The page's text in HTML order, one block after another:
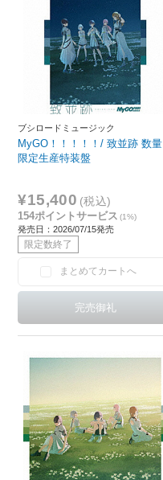
ブシロードミュージック
MyGO！！！！！/ 致並跡 数量
限定生産特装盤
¥15,400 (税込)
154ポイントサービス (1%)
発売日：2026/07/15発売
限定数終了
まとめてカートへ